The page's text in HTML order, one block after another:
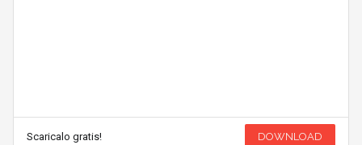
Scaricalo gratis! DOWNLOAD